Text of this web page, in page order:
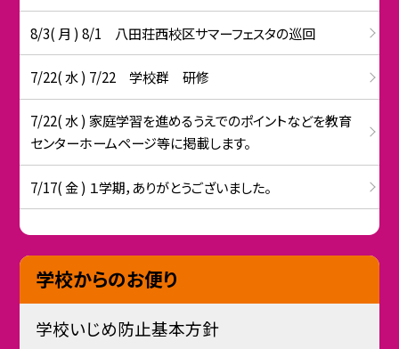
8/3( 月 ) 8/1 八田荘西校区サマーフェスタの巡回
7/22( 水 ) 7/22 学校群 研修
7/22( 水 ) 家庭学習を進めるうえでのポイントなどを教育
センターホームページ等に掲載します。
7/17( 金 ) １学期，ありがとうございました。
学校からのお便り
学校いじめ防止基本方針